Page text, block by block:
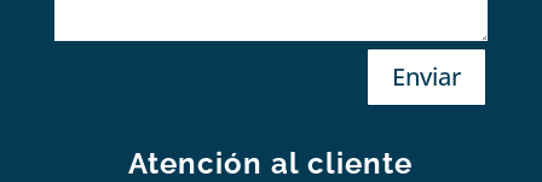
Enviar
Atención al cliente